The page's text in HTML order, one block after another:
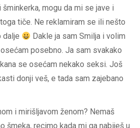
mogu da mi se jave i
tiče. Ne reklamiram se ili nešto
dalje
Dakle ja sam Smilja i volim
posebno. Ja sam svakako
se osećam nekako seksi. Još
donji veš, e tada sam zajebano
i mirišljavom ženom? Nemaš
šmeka, recimo kada mi ga nabiješ u